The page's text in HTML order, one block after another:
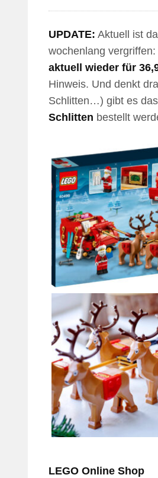
UPDATE: Aktuell ist
wochenlang vergriffen:
aktuell wieder für
Hinweis. Und denkt
Schlitten…) gibt es
Schlitten bestellt
LEGO Online Shop